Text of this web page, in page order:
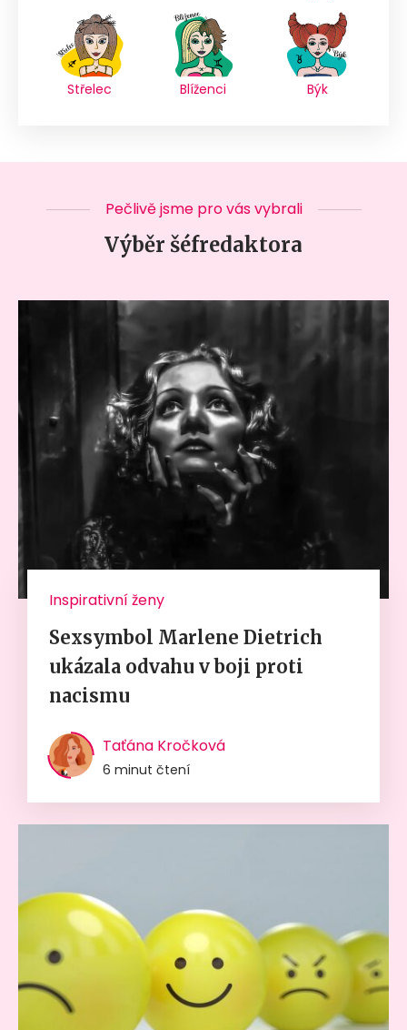
Střelec Blíženci Býk
Pečlivě jsme pro vás vybrali
Výběr šéfredaktora
Inspirativní ženy
Sexsymbol Marlene Dietrich
ukázala odvahu v boji proti
nacismu
Taťána Kročková
6 minut čtení